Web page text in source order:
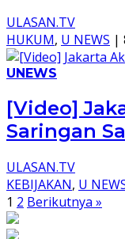
ULASAN.TV
HUKUM, U NEWS |
UNEWS
[Video]
Saringan
ULASAN.TV
KEBIJAKAN, U
Paginasi
pos
1 2 Berikutnya »